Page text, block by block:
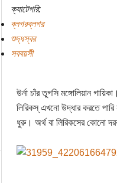
ক্যাটেগরি:
ব্লগরব্লগর
শুদ্ধস্বর
সববয়সী
উর্না চাঁর তুগসি মঙ্গোলিয়ান
লিরিকস্‌ এখনো উদ্ধার করতে
ধুরু। অর্থ বা লিরিকসের কোনো